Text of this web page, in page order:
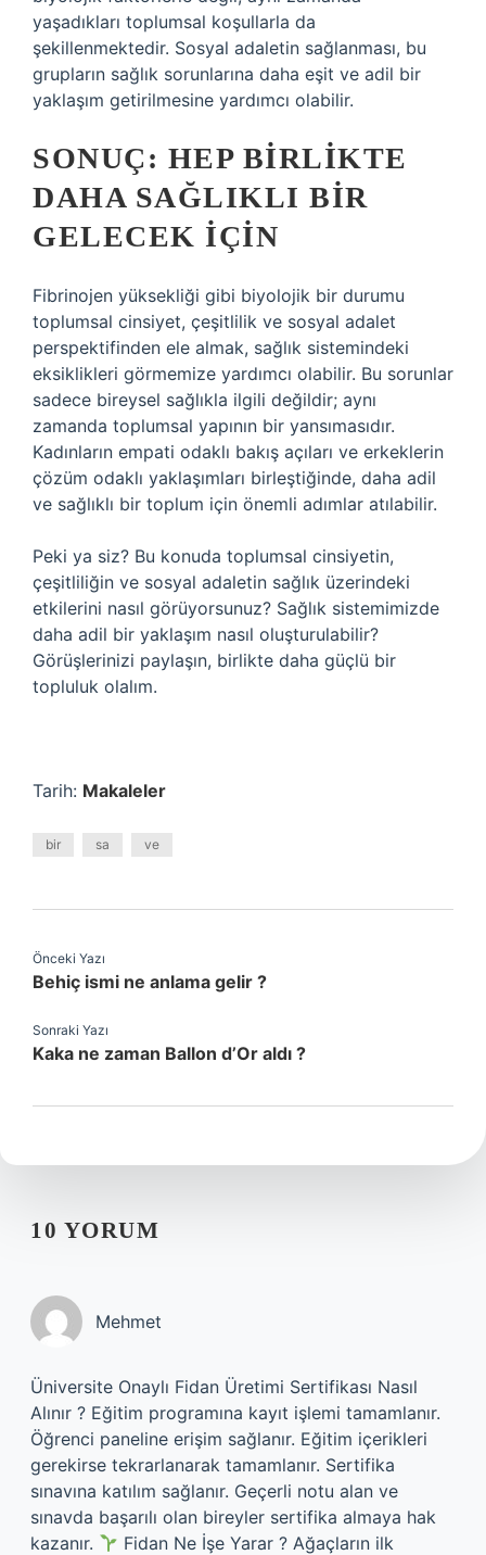
yaşadıkları toplumsal koşullarla da
şekillenmektedir. Sosyal adaletin sağlanması, bu
grupların sağlık sorunlarına daha eşit ve adil bir
yaklaşım getirilmesine yardımcı olabilir.
SONUÇ: HEP BIRLIKTE
DAHA SAĞLIKLI BIR
GELECEK İÇIN
Fibrinojen yüksekliği gibi biyolojik bir durumu
toplumsal cinsiyet, çeşitlilik ve sosyal adalet
perspektifinden ele almak, sağlık sistemindeki
eksiklikleri görmemize yardımcı olabilir. Bu sorunlar
sadece bireysel sağlıkla ilgili değildir; aynı
zamanda toplumsal yapının bir yansımasıdır.
Kadınların empati odaklı bakış açıları ve erkeklerin
çözüm odaklı yaklaşımları birleştiğinde, daha adil
ve sağlıklı bir toplum için önemli adımlar atılabilir.
Peki ya siz? Bu konuda toplumsal cinsiyetin,
çeşitliliğin ve sosyal adaletin sağlık üzerindeki
etkilerini nasıl görüyorsunuz? Sağlık sistemimizde
daha adil bir yaklaşım nasıl oluşturulabilir?
Görüşlerinizi paylaşın, birlikte daha güçlü bir
topluluk olalım.
Tarih: Makaleler
bir sa ve
Önceki Yazı
Behiç ismi ne anlama gelir ?
Sonraki Yazı
Kaka ne zaman Ballon d’Or aldı ?
10 YORUM
Mehmet
Üniversite Onaylı Fidan Üretimi Sertifikası Nasıl
Alınır ? Eğitim programına kayıt işlemi tamamlanır.
Öğrenci paneline erişim sağlanır. Eğitim içerikleri
gerekirse tekrarlanarak tamamlanır. Sertifika
sınavına katılım sağlanır. Geçerli notu alan ve
sınavda başarılı olan bireyler sertifika almaya hak
kazanır.
Fidan Ne İşe Yarar ? Ağaçların ilk